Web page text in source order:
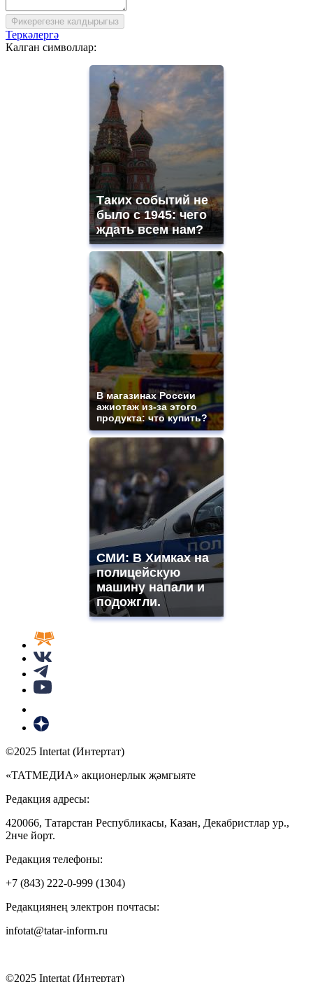
Фикерегезне калдырыгыз
Теркәлергә
Калган символлар:
Таких событий не
было с 1945: чего
ждать всем нам?
В магазинах России
ажиотаж из-за этого
продукта: что купить?
СМИ: В Химках на
полицейскую
машину напали и
подожгли.
©2025 Intertat (Интертат)
«ТАТМЕДИА» акционерлык җәмгыяте
Редакция адресы:
420066, Татарстан Республикасы, Казан, Декабристлар ур.,
2нче йорт.
Редакция телефоны:
+7 (843) 222-0-999 (1304)
Редакциянең электрон почтасы:
infotat@tatar-inform.ru
©2025 Intertat (Интертат)